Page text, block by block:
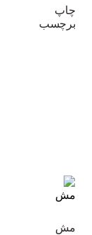
چاپ
برچسب
مش